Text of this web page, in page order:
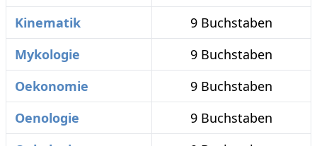
Kinematik
9 Buchstaben
Mykologie
9 Buchstaben
Oekonomie
9 Buchstaben
Oenologie
9 Buchstaben